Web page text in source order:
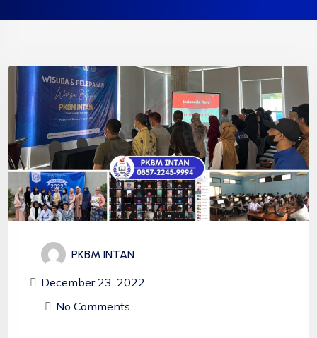
PKBM INTAN
December 23, 2022
No Comments